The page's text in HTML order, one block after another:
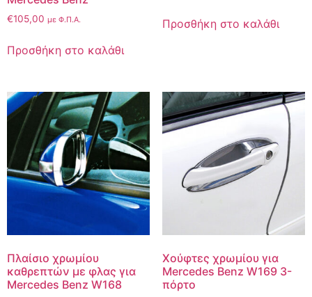
€105,00 με Φ.Π.Α.
Προσθήκη στο καλάθι
Προσθήκη στο καλάθι
Πλαίσιο χρωμίου
καθρεπτών με φλας για
Mercedes Benz W168
Χούφτες χρωμίου για
Mercedes Benz W169 3-
πόρτο